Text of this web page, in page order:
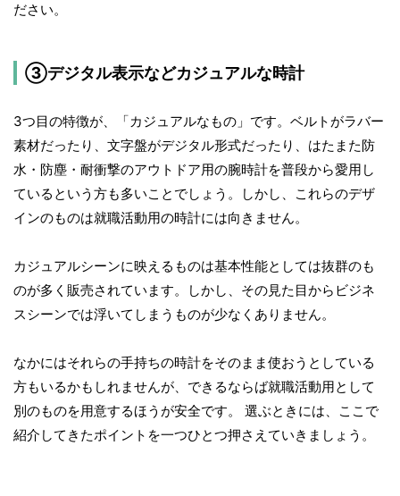
ださい。
③デジタル表示などカジュアルな時計
3つ目の特徴が、「カジュアルなもの」です。ベルトがラバー
素材だったり、文字盤がデジタル形式だったり、はたまた防
水・防塵・耐衝撃のアウトドア用の腕時計を普段から愛用し
ているという方も多いことでしょう。しかし、これらのデザ
インのものは就職活動用の時計には向きません。
カジュアルシーンに映えるものは基本性能としては抜群のも
のが多く販売されています。しかし、その見た目からビジネ
スシーンでは浮いてしまうものが少なくありません。
なかにはそれらの手持ちの時計をそのまま使おうとしている
方もいるかもしれませんが、できるならば就職活動用として
別のものを用意するほうが安全です。 選ぶときには、ここで
紹介してきたポイントを一つひとつ押さえていきましょう。